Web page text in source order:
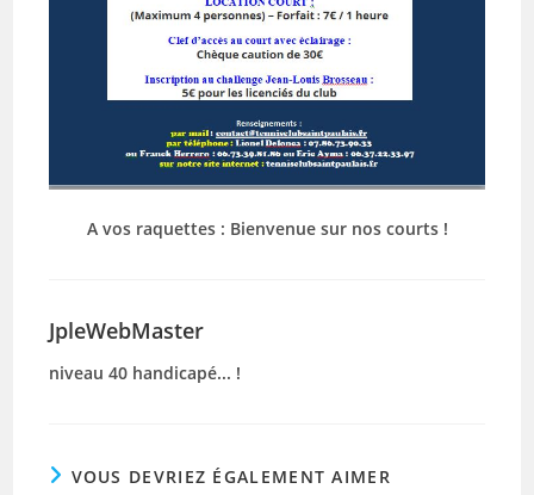
A vos raquettes : Bienvenue sur nos courts!
JpleWebMaster
niveau 40 handicapé... !
VOUS DEVRIEZ ÉGALEMENT AIMER